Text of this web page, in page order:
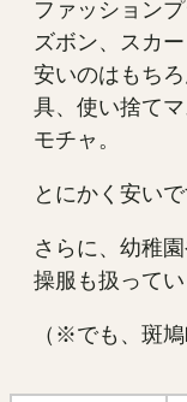
ファッション
ズボン、スカ
安いのはもち
具、使い捨て
モチャ。
とにかく安いで
さらに、幼稚
操服も扱って
（※でも、斑